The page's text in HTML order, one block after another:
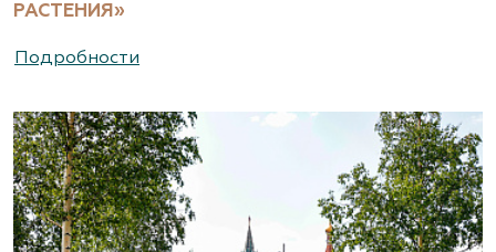
РАСТЕНИЯ»
Подробности